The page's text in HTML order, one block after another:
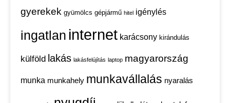
gyerekek gyümölcs gépjármű hitel igénylés
ingatlan internet karácsony kirándulás
külföld lakás lakásfelújítás laptop magyarország
munka munkahely munkavállalás nyaralás